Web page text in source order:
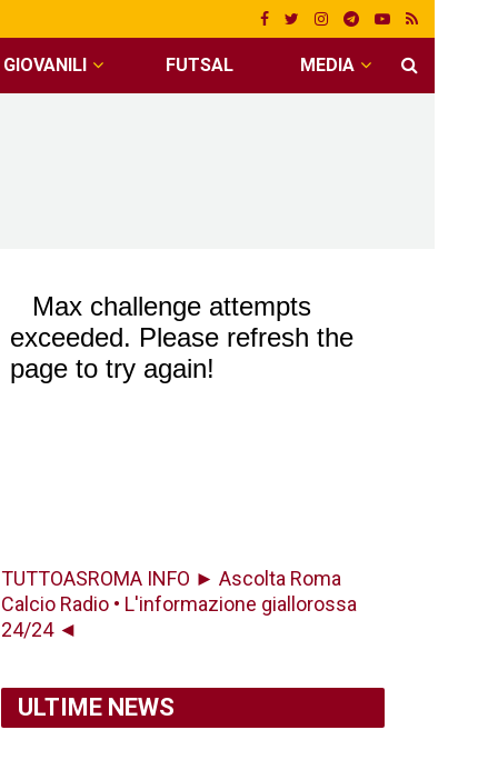
GIOVANILI FUTSAL MEDIA
TUTTOASROMA INFO ► Ascolta Roma
Calcio Radio • L'informazione giallorossa
24/24 ◄
ULTIME NEWS